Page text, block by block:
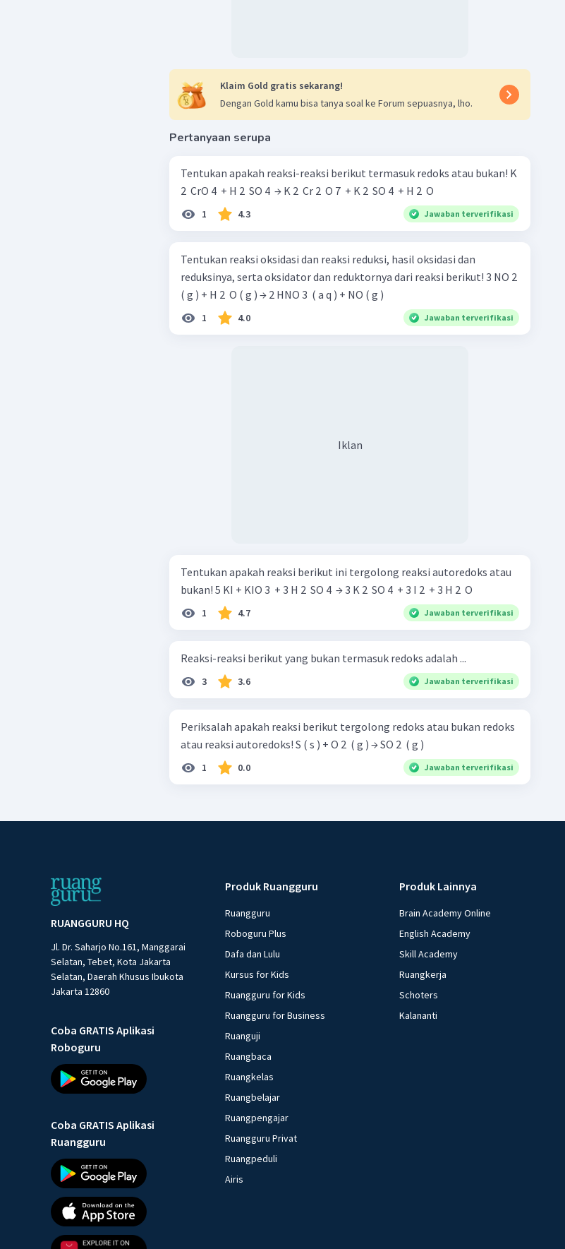
Klaim Gold gratis sekarang!
Dengan Gold kamu bisa tanya soal ke Forum sepuasnya, lho.
Pertanyaan serupa
Tentukan apakah reaksi-reaksi berikut termasuk redoks atau bukan! K
2 ​ CrO 4 ​ + H 2 ​ SO 4 ​ → K 2 ​ Cr 2 ​ O 7 ​ + K 2 ​ SO 4 ​ + H 2 ​ O
1 4.3 Jawaban terverifikasi
Tentukan reaksi oksidasi dan reaksi reduksi, hasil oksidasi dan
reduksinya, serta oksidator dan reduktornya dari reaksi berikut! 3 NO 2 ​
( g ) + H 2 ​ O ( g ) → 2 HNO 3 ​ ( a q ) + NO ( g )
1 4.0 Jawaban terverifikasi
Iklan
Tentukan apakah reaksi berikut ini tergolong reaksi autoredoks atau
bukan! 5 KI + KIO 3 ​ + 3 H 2 ​ SO 4 ​ → 3 K 2 ​ SO 4 ​ + 3 I 2 ​ + 3 H 2 ​ O
1 4.7 Jawaban terverifikasi
Reaksi-reaksi berikut yang bukan termasuk redoks adalah ...
3 3.6 Jawaban terverifikasi
Periksalah apakah reaksi berikut tergolong redoks atau bukan redoks
atau reaksi autoredoks! S ( s ) + O 2 ​ ( g ) → SO 2 ​ ( g )
1 0.0 Jawaban terverifikasi
RUANGGURU HQ
Jl. Dr. Saharjo No.161, Manggarai
Selatan, Tebet, Kota Jakarta
Selatan, Daerah Khusus Ibukota
Jakarta 12860
Coba GRATIS Aplikasi
Roboguru
Coba GRATIS Aplikasi
Ruangguru
Produk Ruangguru
Ruangguru
Roboguru Plus
Dafa dan Lulu
Kursus for Kids
Ruangguru for Kids
Ruangguru for Business
Ruanguji
Ruangbaca
Ruangkelas
Ruangbelajar
Ruangpengajar
Ruangguru Privat
Ruangpeduli
Airis
Produk Lainnya
Brain Academy Online
English Academy
Skill Academy
Ruangkerja
Schoters
Kalananti